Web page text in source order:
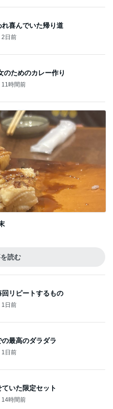
喜んでいた帰り道
2日前
のためのカレー作り
11時間前
読む
リピートするもの
1日前
最高のダラダラ
1日前
いた限定セット
14時間前